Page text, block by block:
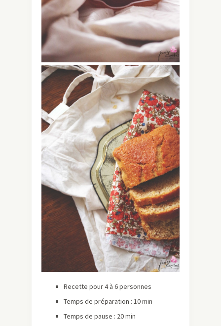
Recette pour 4 à 6 personnes
Temps de préparation : 10 min
Temps de pause : 20 min